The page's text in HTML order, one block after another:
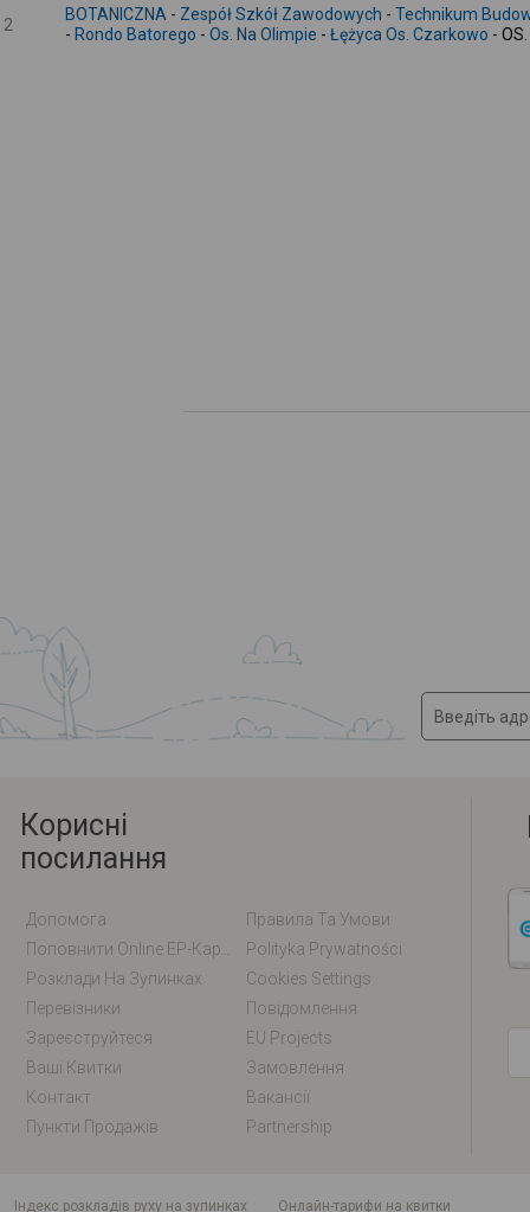
2
BOTANICZNA - Zespół Szkół Zawodowych - Technikum
- Rondo Batorego - Os. Na Olimpie - Łężyca Os. Czarkowo -
Корисні
посилання
Допомога
Правила Та Умови
Polityka Prywatności
Розклади На Зупинках
Cookies Settings
Перевізники
Повідомлення
Зареєструйтеся
EU Projects
Ваші Квитки
Замовлення
Контакт
Вакансії
Пункти Продажів
Partnership
індекс розкладів руху на зупинках
Онлайн-тарифи на квитки